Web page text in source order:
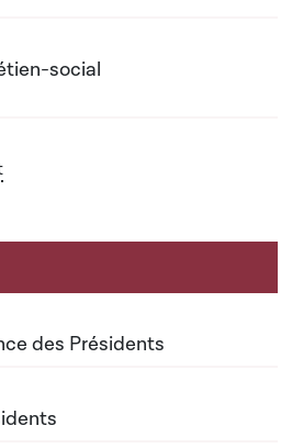
social
des Présidents